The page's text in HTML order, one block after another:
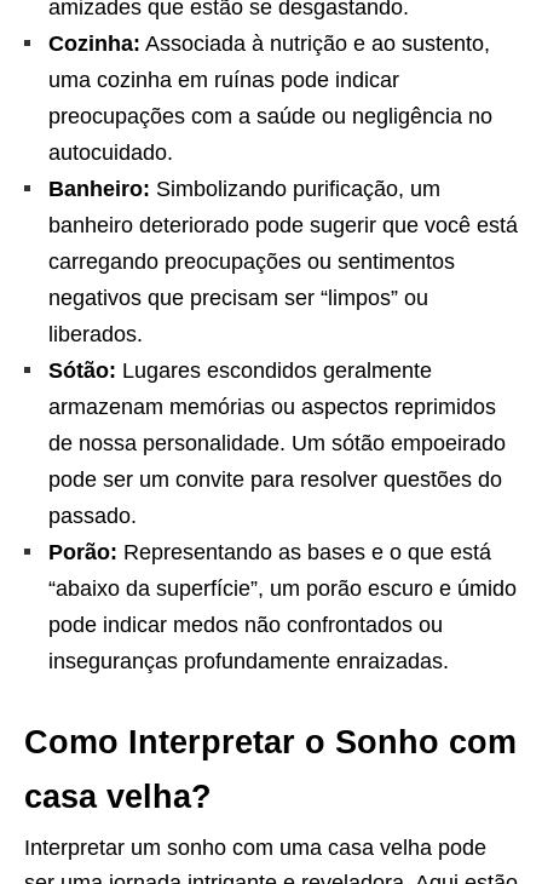
amizades que estão se desgastando.
Cozinha: Associada à nutrição e ao sustento,
uma cozinha em ruínas pode indicar
preocupações com a saúde ou negligência no
autocuidado.
Banheiro: Simbolizando purificação, um
banheiro deteriorado pode sugerir que você está
carregando preocupações ou sentimentos
negativos que precisam ser “limpos” ou
liberados.
Sótão: Lugares escondidos geralmente
armazenam memórias ou aspectos reprimidos
de nossa personalidade. Um sótão empoeirado
pode ser um convite para resolver questões do
passado.
Porão: Representando as bases e o que está
“abaixo da superfície”, um porão escuro e úmido
pode indicar medos não confrontados ou
inseguranças profundamente enraizadas.
Como Interpretar o Sonho com
casa velha?
Interpretar um sonho com uma casa velha pode